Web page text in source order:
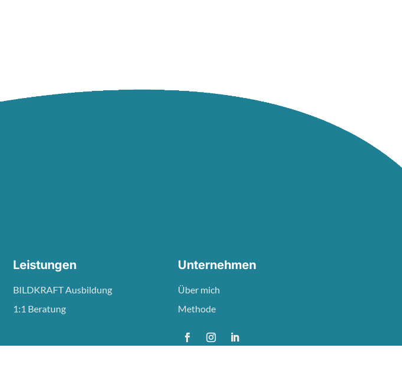
Leistungen
BILDKRAFT Ausbildung
1:1 Beratung
Unternehmen
Über mich
Methode